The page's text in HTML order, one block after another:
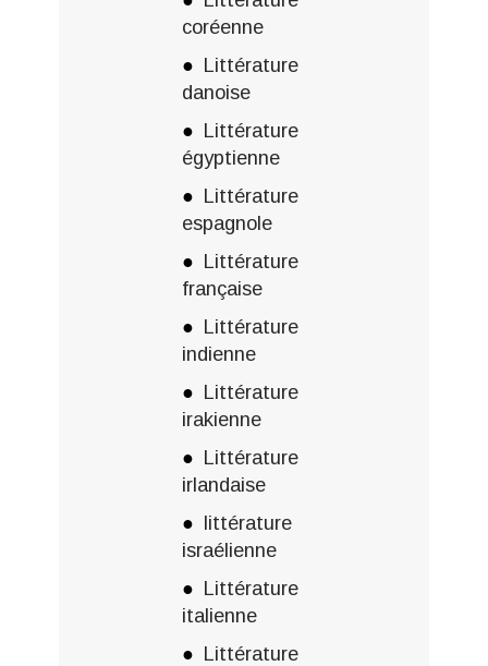
coréenne
Littérature
danoise
Littérature
égyptienne
Littérature
espagnole
Littérature
française
Littérature
indienne
Littérature
irakienne
Littérature
irlandaise
littérature
israélienne
Littérature
italienne
Littérature